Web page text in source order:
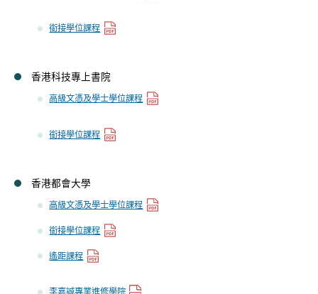
銜接學位課程
香港科技專上書院
高級文憑及學士學位課程
銜接學位課程
香港都會大學
高級文憑及學士學位課程
銜接學位課程
遙距課程